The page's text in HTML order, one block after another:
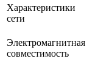
Характеристики
сети
Электромагнитная
совместимость